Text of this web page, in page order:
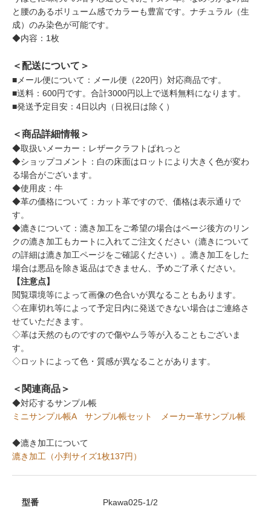
と腰のあるボリューム感でカラーも豊富です。ナチュラル（生
成）のみ染色が可能です。
◆内容：1枚
＜配送について＞
■メール便について：メール便（220円）対応商品です。
■送料：600円です。合計3000円以上で送料無料になります。
■発送予定目安：4日以内（日祝日は除く）
＜商品詳細情報＞
◆取扱いメーカー：レザークラフトぱれっと
◆ショップコメント：白の床面はロットにより大きく色が変わ
る場合がございます。
◆使用皮：牛
◆革の価格について：カット革ですので、価格は表示通りで
す。
◆漉きについて：漉き加工をご希望の場合はページ後方のリン
クの漉き加工もカートに入れてご注文ください（漉きについて
の詳細は漉き加工ページをご確認ください）。漉き加工をした
場合は悪品を除き返品はできません、予めご了承ください。
【注意点】
閲覧環境等によって画像の色合いが異なることもあります。
◇在庫切れ等によって予定日内に発送できない場合はご連絡さ
せていただきます。
◇革は天然のものですので傷やムラ等が入ることもございま
す。
◇ロットによって色・質感が異なることがあります。
＜関連商品＞
◆対応するサンプル帳
ミニサンプル帳A
サンプル帳セット メーカー革サンプル帳
◆漉き加工について
漉き加工（小判サイズ1枚137円）
型番 Pkawa025-1/2